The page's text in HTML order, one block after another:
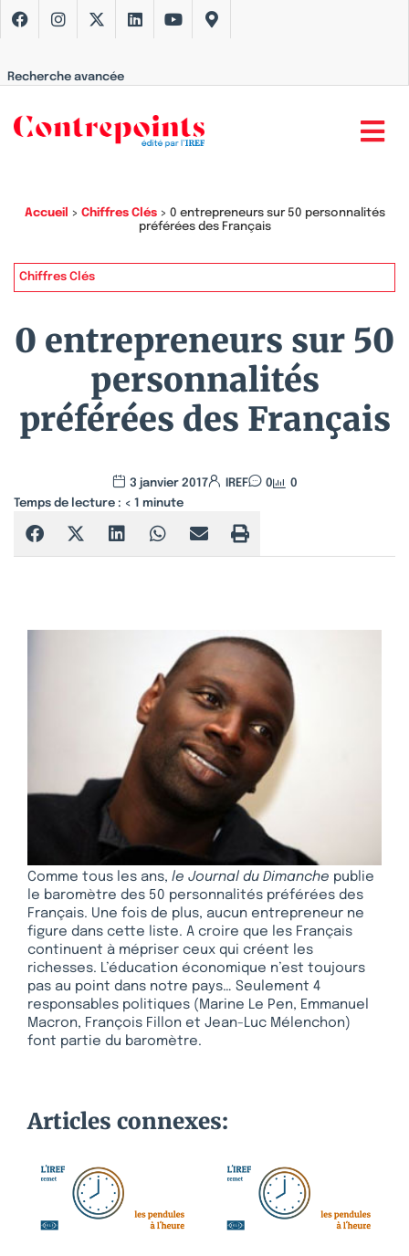
Recherche avancée
Accueil > Chiffres Clés> 0 entrepreneurs sur 50 personnalités
préférées des Français
Chiffres Clés
0 entrepreneurs sur 50
personnalités
préférées des Français
3 janvier 2017 IREF 0
0
Temps de lecture : < 1 minute
Comme tous les ans, le Journal du Dimanche publie
le baromètre des 50 personnalités préférées des
Français. Une fois de plus, aucun entrepreneur ne
figure dans cette liste. A croire que les Français
continuent à mépriser ceux qui créent les
richesses. L’éducation économique n’est toujours
pas au point dans notre pays… Seulement 4
responsables politiques (Marine Le Pen, Emmanuel
Macron, François Fillon et Jean-Luc Mélenchon)
font partie du baromètre.
Articles connexes: